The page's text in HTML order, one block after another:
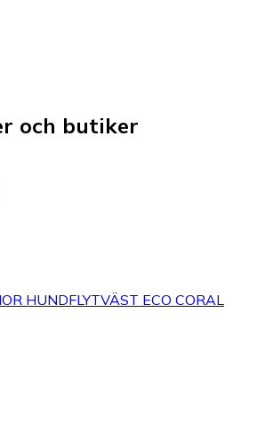
och butiker
HUNDFLYTVÄST ECO CORAL